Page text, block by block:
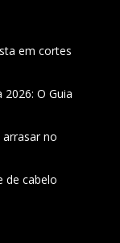
em cortes
O Guia
no
de cabelo